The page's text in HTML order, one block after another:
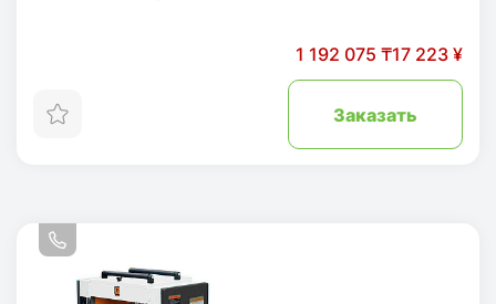
1 192 075 ₸17 223 ¥
Заказать